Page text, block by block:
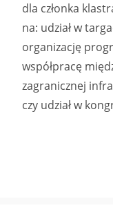
dla członka
na: udział w
organizację
współpracę
zagranicznej
czy udział w